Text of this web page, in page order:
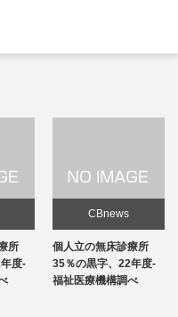
所
度-
CBnews
個人立の無床診療所
35％の黒字、22年度-
福祉医療機構調べ